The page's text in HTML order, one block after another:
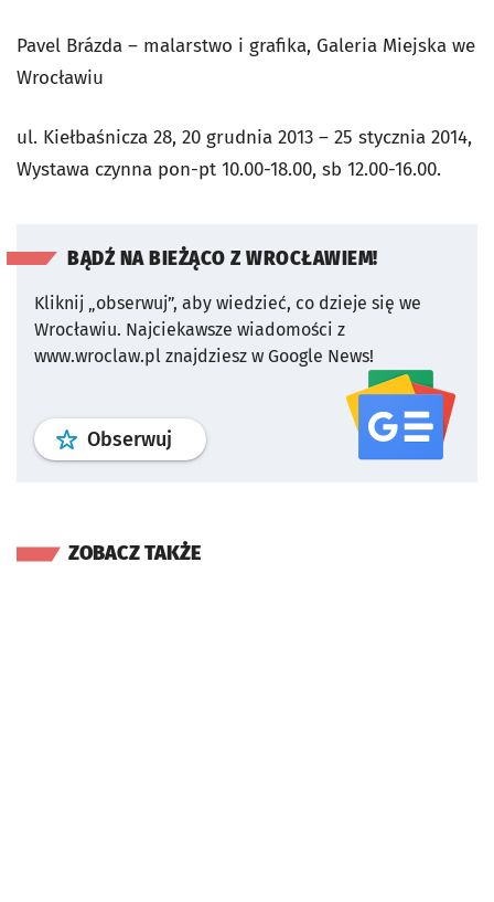
Pavel Brázda – malarstwo i grafika, Galeria Miejska we
Wrocławiu
ul. Kiełbaśnicza 28, 20 grudnia 2013 – 25 stycznia 2014,
Wystawa czynna pon-pt 10.00-18.00, sb 12.00-16.00.
BĄDŹ NA BIEŻĄCO Z WROCŁAWIEM!
Kliknij „obserwuj”, aby wiedzieć, co dzieje się we
Wrocławiu. Najciekawsze wiadomości z
www.wroclaw.pl znajdziesz w Google News!
Obserwuj profil serwisu
ZOBACZ TAKŻE